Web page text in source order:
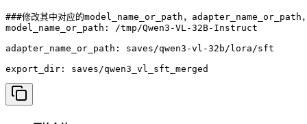
###修改其中对应的model_name_or_path，
model_name_or_path: /tmp/Qwen3-VL-32B-Instruct
adapter_name_or_path: saves/qwen3-vl-32b/lora/sft
export_dir: saves/qwen3_vl_sft_merged